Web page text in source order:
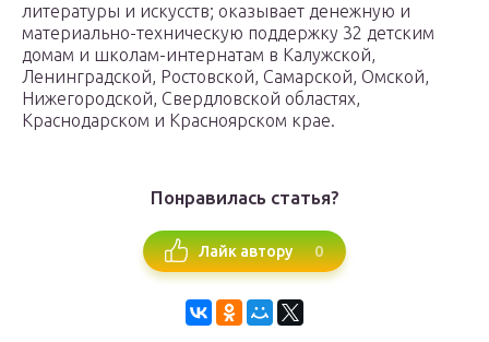
литературы и искусств; оказывает денежную и
материально-техническую поддержку 32 детским
домам и школам-интернатам в Калужской,
Ленинградской, Ростовской, Самарской, Омской,
Нижегородской, Свердловской областях,
Краснодарском и Красноярском крае.
Понравилась статья?
Лайк автору 0